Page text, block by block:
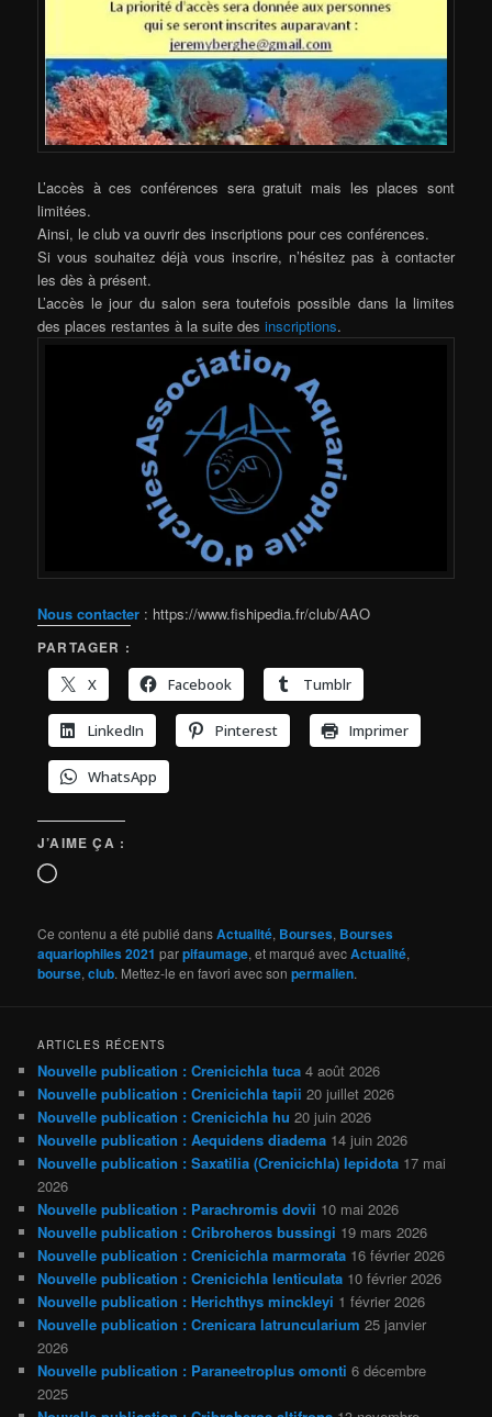
L’accès à ces conférences sera gratuit mais les places sont
limitées.
Ainsi, le club va ouvrir des inscriptions pour ces conférences.
Si vous souhaitez déjà vous inscrire, n’hésitez pas à contacter
les dès à présent.
L’accès le jour du salon sera toutefois possible dans la limites
des places restantes à la suite desinscriptions.
Nous contacter : https://www.fishipedia.fr/club/AAO
PARTAGER :
X
Facebook Tumblr
LinkedIn Pinterest Imprimer
WhatsApp
J’AIME ÇA :
Chargement…
Ce contenu a été publié dansActualité, Bourses, Bourses
aquariophiles 2021 parpifaumage, et marqué avecActualité,
bourse,club. Mettez-le en favori avec sonpermalien.
ARTICLES RÉCENTS
Nouvelle publication : Crenicichla tuca 4 août 2026
Nouvelle publication : Crenicichla tapii 20 juillet 2026
Nouvelle publication : Crenicichla hu 20 juin 2026
Nouvelle publication : Aequidens diadema 14 juin 2026
Nouvelle publication : Saxatilia (Crenicichla) lepidota 17 mai
2026
Nouvelle publication : Parachromis dovii 10 mai 2026
Nouvelle publication : Cribroheros bussingi 19 mars 2026
Nouvelle publication : Crenicichla marmorata 16 février 2026
Nouvelle publication : Crenicichla lenticulata 10 février 2026
Nouvelle publication : Herichthys minckleyi 1 février 2026
Nouvelle publication : Crenicara latruncularium 25 janvier
2026
Nouvelle publication : Paraneetroplus omonti 6 décembre
2025